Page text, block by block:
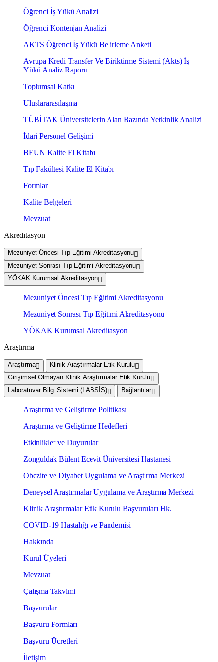
Öğrenci İş Yükü Analizi
Öğrenci Kontenjan Analizi
AKTS Öğrenci İş Yükü Belirleme Anketi
Avrupa Kredi Transfer Ve Biriktirme Sistemi (Akts) İş
Yükü Analiz Raporu
Toplumsal Katkı
Uluslararasılaşma
TÜBİTAK Üniversitelerin Alan Bazında Yetkinlik Analizi
İdari Personel Gelişimi
BEUN Kalite El Kitabı
Tıp Fakültesi Kalite El Kitabı
Formlar
Kalite Belgeleri
Mevzuat
Akreditasyon
Mezuniyet Öncesi Tıp Eğitimi Akreditasyonu
Mezuniyet Sonrası Tıp Eğitimi Akreditasyonu
YÖKAK Kurumsal Akreditasyon
Mezuniyet Öncesi Tıp Eğitimi Akreditasyonu
Mezuniyet Sonrası Tıp Eğitimi Akreditasyonu
YÖKAK Kurumsal Akreditasyon
Araştırma
Araştırma
Klinik Araştırmalar Etik Kurulu
Girişimsel Olmayan Klinik Araştırmalar Etik Kurulu
Laboratuvar Bilgi Sistemi (LABSİS)
Bağlantılar
Araştırma ve Geliştirme Politikası
Araştırma ve Geliştirme Hedefleri
Etkinlikler ve Duyurular
Zonguldak Bülent Ecevit Üniversitesi Hastanesi
Obezite ve Diyabet Uygulama ve Araştırma Merkezi
Deneysel Araştırmalar Uygulama ve Araştırma Merkezi
Klinik Araştırmalar Etik Kurulu Başvuruları Hk.
COVID-19 Hastalığı ve Pandemisi
Hakkında
Kurul Üyeleri
Mevzuat
Çalışma Takvimi
Başvurular
Başvuru Formları
Başvuru Ücretleri
İletişim